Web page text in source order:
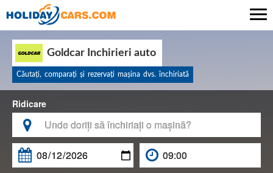
Goldcar Inchirieri auto
Căutaţi, comparaţi şi rezervaţi maşina dvs. închiriată
Ridicare

